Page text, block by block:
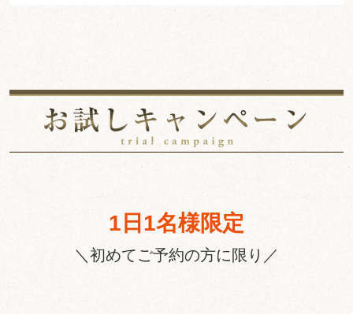
1日1名様限定
＼初めてご予約の方に限り／